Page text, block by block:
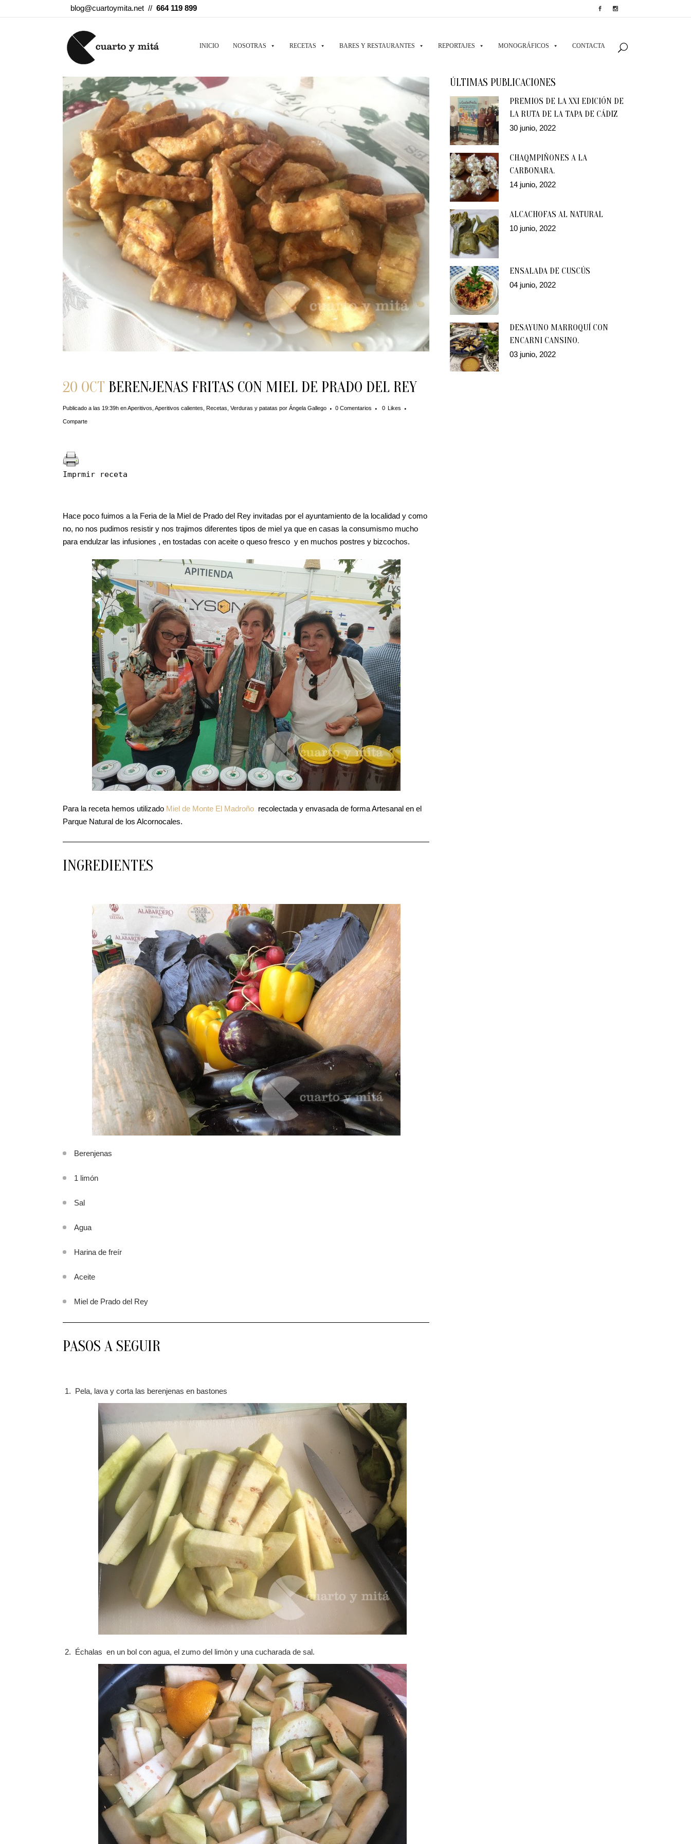
blog@cuartoymita.net // 664 119 899
INICIO NOSOTRAS RECETAS BARES Y RESTAURANTES REPORTAJES MONOGRÁFICOS CONTACTA
20 OCT BERENJENAS FRITAS CON MIEL DE PRADO DEL REY
Publicado a las 19:39h enAperitivos Aperitivos calientes Recetas Verduras y patatas por Ángela Gallego 0 Comentarios 0 Likes
Comparte
Imprmir receta
Hace poco fuimos a la Feria de la Miel de Prado del Rey invitadas por el ayuntamiento de la localidad y como
no, no nos pudimos resistir y nos trajimos diferentes tipos de miel ya que en casas la consumismo mucho
para endulzar las infusiones , en tostadas con aceite o queso fresco y en muchos postres y bizcochos.
Para la receta hemos utilizado Miel de Monte El Madroño recolectada y envasada de forma Artesanal en el
Parque Natural de los Alcornocales.
INGREDIENTES
Berenjenas
1 limón
Sal
Agua
Harina de freír
Aceite
Miel de Prado del Rey
PASOS A SEGUIR
Pela, lava y corta las berenjenas en bastones
Échalas en un bol con agua, el zumo del limòn y una cucharada de sal.
ÚLTIMAS PUBLICACIONES
PREMIOS DE LA XXI EDICIÓN DE
LA RUTA DE LA TAPA DE CÁDIZ
30 junio, 2022
CHAQMPIÑONES A LA
CARBONARA.
14 junio, 2022
ALCACHOFAS AL NATURAL
10 junio, 2022
ENSALADA DE CUSCÚS
04 junio, 2022
DESAYUNO MARROQUÍ CON
ENCARNI CANSINO.
03 junio, 2022